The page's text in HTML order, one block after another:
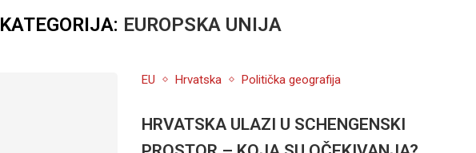
KATEGORIJA: EUROPSKA UNIJA
EU Hrvatska Politička geografija
HRVATSKA ULAZI U SCHENGENSKI